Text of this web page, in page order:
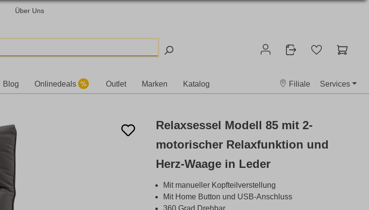
Über Uns
Blog Onlinedeals Outlet Marken Katalog Filiale Services
Relaxsessel Modell 85 mit 2-
motorischer Relaxfunktion und
Herz-Waage in Leder
Mit manueller Kopfteilverstellung
Mit Home Button und USB-Anschluss
360 Grad Drehbar